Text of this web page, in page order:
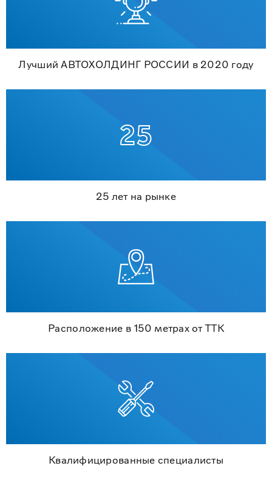
Лучший АВТОХОЛДИНГ РОССИИ в 2020 году
25 лет на рынке
Расположение в 150 метрах от ТТК
Квалифицированные специалисты